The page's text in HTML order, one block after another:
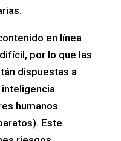
en línea
por lo que las
dispuestas a
humanos
Este